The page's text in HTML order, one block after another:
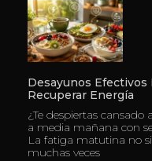
Desayunos Efectivos
Recuperar Energía
¿Te despiertas
a media mañana con
La fatiga matutina no
muchas veces